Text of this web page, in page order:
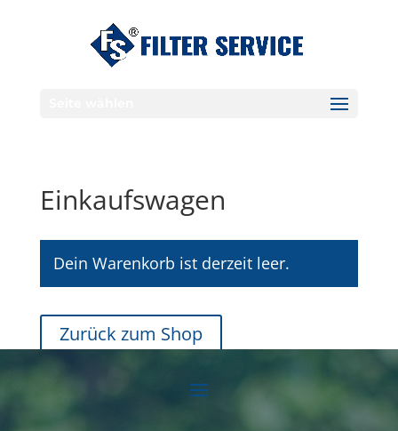
Einkaufswagen
Dein Warenkorb ist derzeit leer.
Zurück zum Shop